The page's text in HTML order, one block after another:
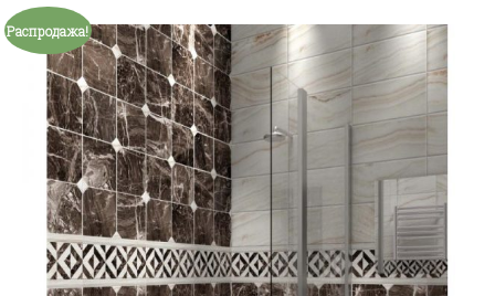
Распродажа!